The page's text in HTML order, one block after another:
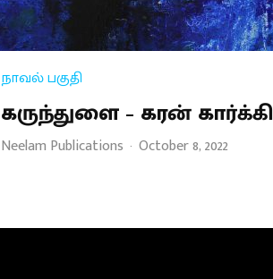
நாவல் பகுதி
கருந்துளை – கரன் கார்க்கி
Neelam Publications · October 8, 2022